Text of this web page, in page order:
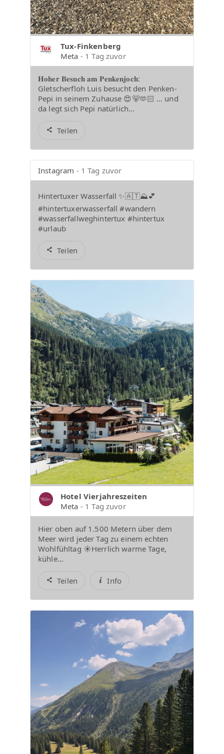
Tux-Finkenberg
Meta - 1 Tag zuvor
𝐇𝐨𝐡𝐞𝐫 𝐁𝐞𝐬𝐮𝐜𝐡 𝐚𝐦 𝐏𝐞𝐧𝐤𝐞𝐧𝐣𝐨𝐜𝐡:
Gletscherfloh Luis besucht den Penken-
Pepi in seinem Zuhause 😍🐻🫶🏻 … und
da legt sich Pepi natürlich...
Teilen
Instagram - 1 Tag zuvor
Hintertuxer Wasserfall ✨🇦🇹⛰️💕
#hintertuxerwasserfall #wandern
#wasserfallweghintertux #hintertux
#urlaub
Teilen
Hotel Vierjahreszeiten
Meta - 1 Tag zuvor
Hier oben auf 1.500 Metern über dem
Meer wird jeder Tag zu einem echten
Wohlfühltag ☀️Herrlich warme Tage,
kühle...
Teilen Info